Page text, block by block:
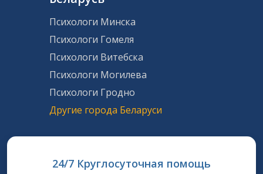
Психологи Минска
Психологи Гомеля
Психологи Витебска
Психологи Могилева
Психологи Гродно
Другие города Беларуси
24/7 Круглосуточная помощь